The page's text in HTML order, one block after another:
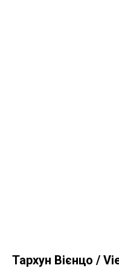
Тархун Вієнцо /